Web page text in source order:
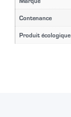
Contenance
Produit écologique